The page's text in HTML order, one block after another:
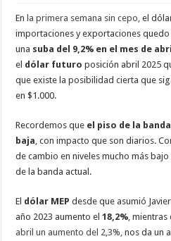
En la primera semana sin cepo, el
importaciones y exportaciones
una suba del 9,2% en el mes de
el dólar futuro posición abril 2025
que existe la posibilidad cierta que
en $1.000.
Recordemos que el piso de la
baja , con impacto que son diarios.
de cambio en niveles mucho más
de la banda actual.
El dólar MEPdesde que asumió
año 2023 aumento el18,2% , mientras
abril un aumento del 2,3%, nos da un